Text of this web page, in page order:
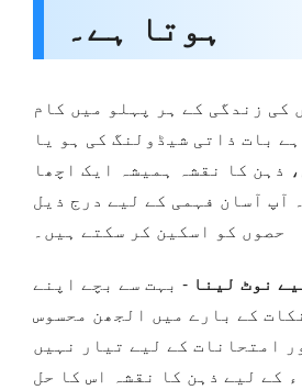
ہوتا ہے۔
کی زندگی کے ہر پہلو میں کام
بات ذاتی شیڈولنگ کی ہو یا
ذہن کا نقشہ ہمیشہ ایک اچھا
آپ آسان فہمی کے لیے درج ذیل
حصوں کو اسکین کر سکتے ہیں۔
نوٹ لینا - بہت سے بچے اپنے
کے بارے میں الجھن محسوس
امتحانات کے لیے تیار نہیں
کے لیے ذہن کا نقشہ اس کا حل